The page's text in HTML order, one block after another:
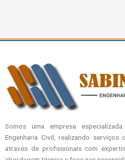
Somos uma empresa
Engenharia Civil, realizando serviços
através de profissionais com